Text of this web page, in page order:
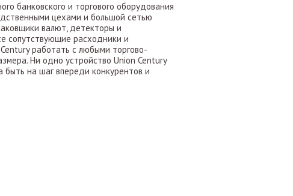
банковского и торгового оборудования
цехами и большой сетью
валют, детекторы и
сопутствующие расходники и
работать с любыми торгово-
Ни одно устройство Union Century
быть на шаг впереди конкурентов и